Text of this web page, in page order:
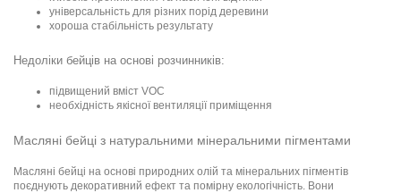
універсальність для різних порід деревини
хороша стабільність результату
Недоліки бейців на основі розчинників:
підвищений вміст VOC
необхідність якісної вентиляції приміщення
Масляні бейці з натуральними мінеральними пігментами
Масляні бейці на основі природних олій та мінеральних пігментів
поєднують декоративний ефект та помірну екологічність. Вони